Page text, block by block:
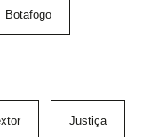
Botafogo
Justiça